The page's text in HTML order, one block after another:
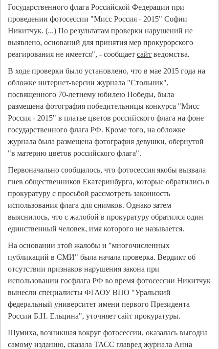
Государственного флага Российской Федерации при
проведении фотосессии "Мисс Россия - 2015" Софии
Никитчук. (...) По результатам проверки нарушений не
выявлено, оснований для принятия мер прокурорского
реагирования не имеется", - сообщает сайт ведомства.
В ходе проверки было установлено, что в мае 2015 года на
обложке интернет-версии журнала "Стольник",
посвященного 70-летнему юбилею Победы, была
размещена фотография победительницы конкурса "Мисс
Россия - 2015" в платье цветов российского флага на фоне
государственного флага РФ. Кроме того, на обложке
журнала была размещена фотография девушки, обернутой
"в материю цветов российского флага".
Первоначально сообщалось, что фотосессия якобы вызвала
гнев общественников Екатеринбурга, которые обратились в
прокуратуру с просьбой рассмотреть законность
использования флага для снимков. Однако затем
выяснилось, что с жалобой в прокуратуру обратился один
единственный человек, имя которого не называется.
На основании этой жалобы и "многочисленных
публикаций в СМИ" была начала проверка. Вердикт об
отсутствии признаков нарушения закона при
использовании госфлага РФ во время фотосессии Никитчук
вынесли специалисты ФГАОУ ВПО "Уральский
федеральный университет имени первого Президента
России Б.Н. Ельцина", уточняет сайт прокуратуры.
Шумиха, возникшая вокруг фотосессии, оказалась выгодна
самому изданию, сказала ТАСС главред журнала Анна